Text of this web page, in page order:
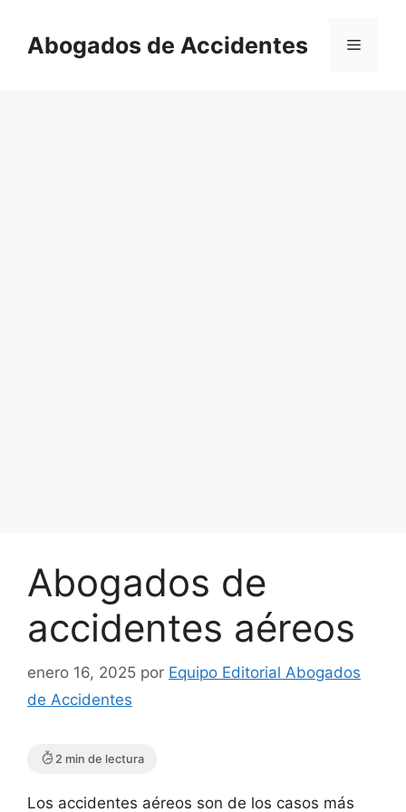
contenido
Abogados de Accidentes Menú
Abogados de
accidentes aéreos
enero 16, 2025 por Equipo Editorial Abogados
de Accidentes
2 min de lectura
Los accidentes aéreos son de los casos más